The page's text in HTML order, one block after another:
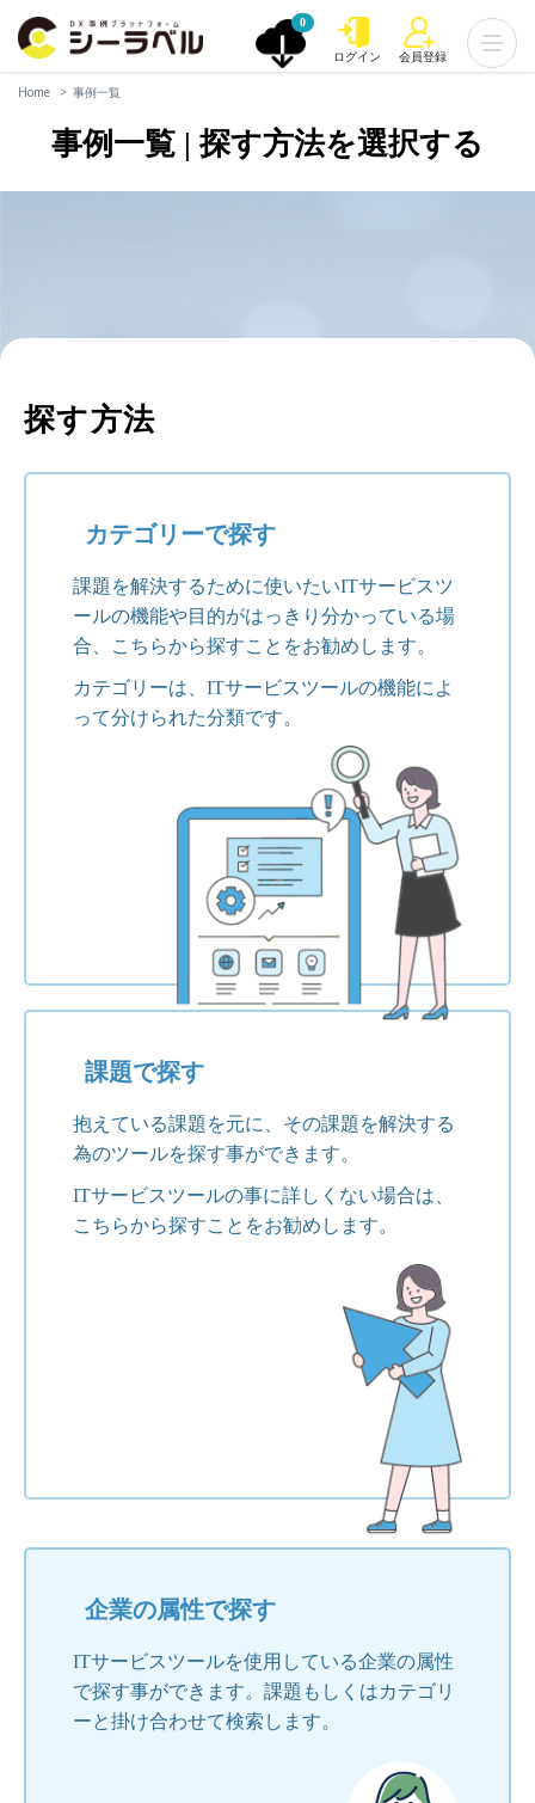
0
ログイン 会員登録
Home 事例一覧
事例一覧 | 探す方法を選択する
探す方法
カテゴリーで探す
課題を解決するために使いたいITサービスツ
ールの機能や目的がはっきり分かっている場
合、こちらから探すことをお勧めします。
カテゴリーは、ITサービスツールの機能によ
って分けられた分類です。
課題で探す
抱えている課題を元に、その課題を解決する
為のツールを探す事ができます。
ITサービスツールの事に詳しくない場合は、
こちらから探すことをお勧めします。
企業の属性で探す
ITサービスツールを使用している企業の属性
で探す事ができます。課題もしくはカテゴリ
ーと掛け合わせて検索します。